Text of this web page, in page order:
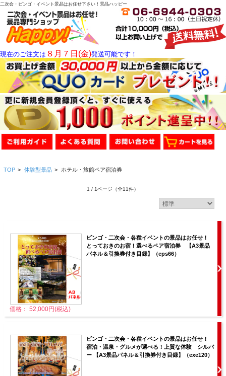
二次会・ビンゴ・イベント景品はお任せ下さい！景品ハッピー
現在のご注文は ８月７日(金)発送可能です！
TOP > 体験型景品 > ホテル・旅館ペア宿泊券
1 / 1ページ （全11件）
ビンゴ・二次会・各種イベントの景品はお任せ！
とっておきのお宿！選べるペア宿泊券 【A3景品
パネル＆引換券付き目録】（eps66）
価格： 52,000円(税込)
ビンゴ・二次会・各種イベントの景品はお任せ！
宿泊・温泉・グルメが選べる！上質な体験 シルバ
ー 【A3景品パネル＆引換券付き目録】（exe120）